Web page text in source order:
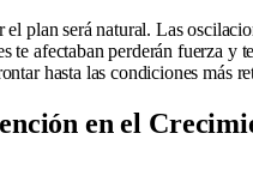
plan será natural. Las
te afectaban perderán fuerza y
hasta las condiciones más
en el